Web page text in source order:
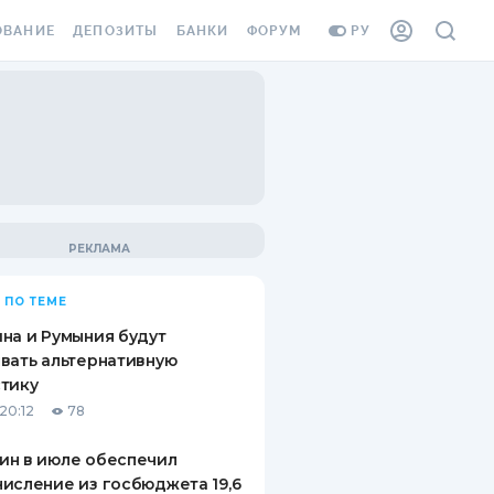
РУ
ВИНЬЕТКА
СОТРУДНИКОВ
ОТ
СЛУЧАЕВ
ДЕПОЗИТЫ
ВОПРОСЫ И ОТВЕТЫ
СБЕРЕЖЕНИЯМ
БАНКИ ФОРУМ
ПО ТЕМЕ
и Румыния будут
альтернативную
78
в июле обеспечил
из госбюджета 19,6